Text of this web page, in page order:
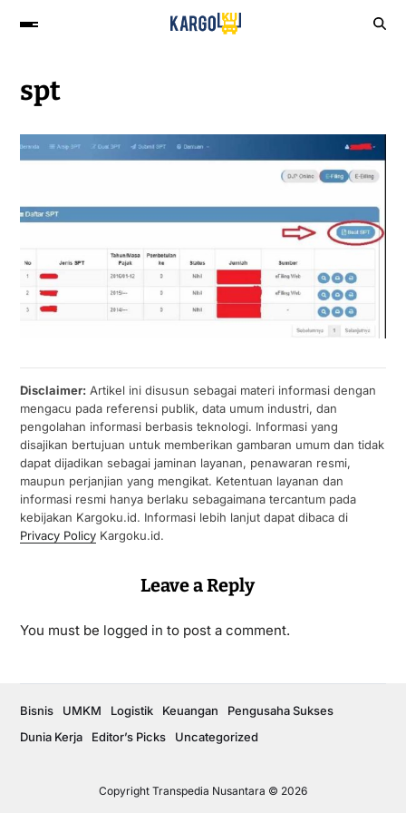
spt
Disclaimer:Artikel ini disusun sebagai materi informasi dengan
mengacu pada referensi publik, data umum industri, dan
pengolahan informasi berbasis teknologi. Informasi yang
disajikan bertujuan untuk memberikan gambaran umum dan tidak
dapat dijadikan sebagai jaminan layanan, penawaran resmi,
maupun perjanjian yang mengikat. Ketentuan layanan dan
informasi resmi hanya berlaku sebagaimana tercantum pada
kebijakan Kargoku.id. Informasi lebih lanjut dapat dibaca di
Privacy PolicyKargoku.id.
Leave a Reply
You must be logged in to post a comment.
Copyright Transpedia Nusantara © 2026
Bisnis UMKM Logistik Keuangan
Pengusaha Sukses
Dunia Kerja
Editor’s Picks Uncategorized